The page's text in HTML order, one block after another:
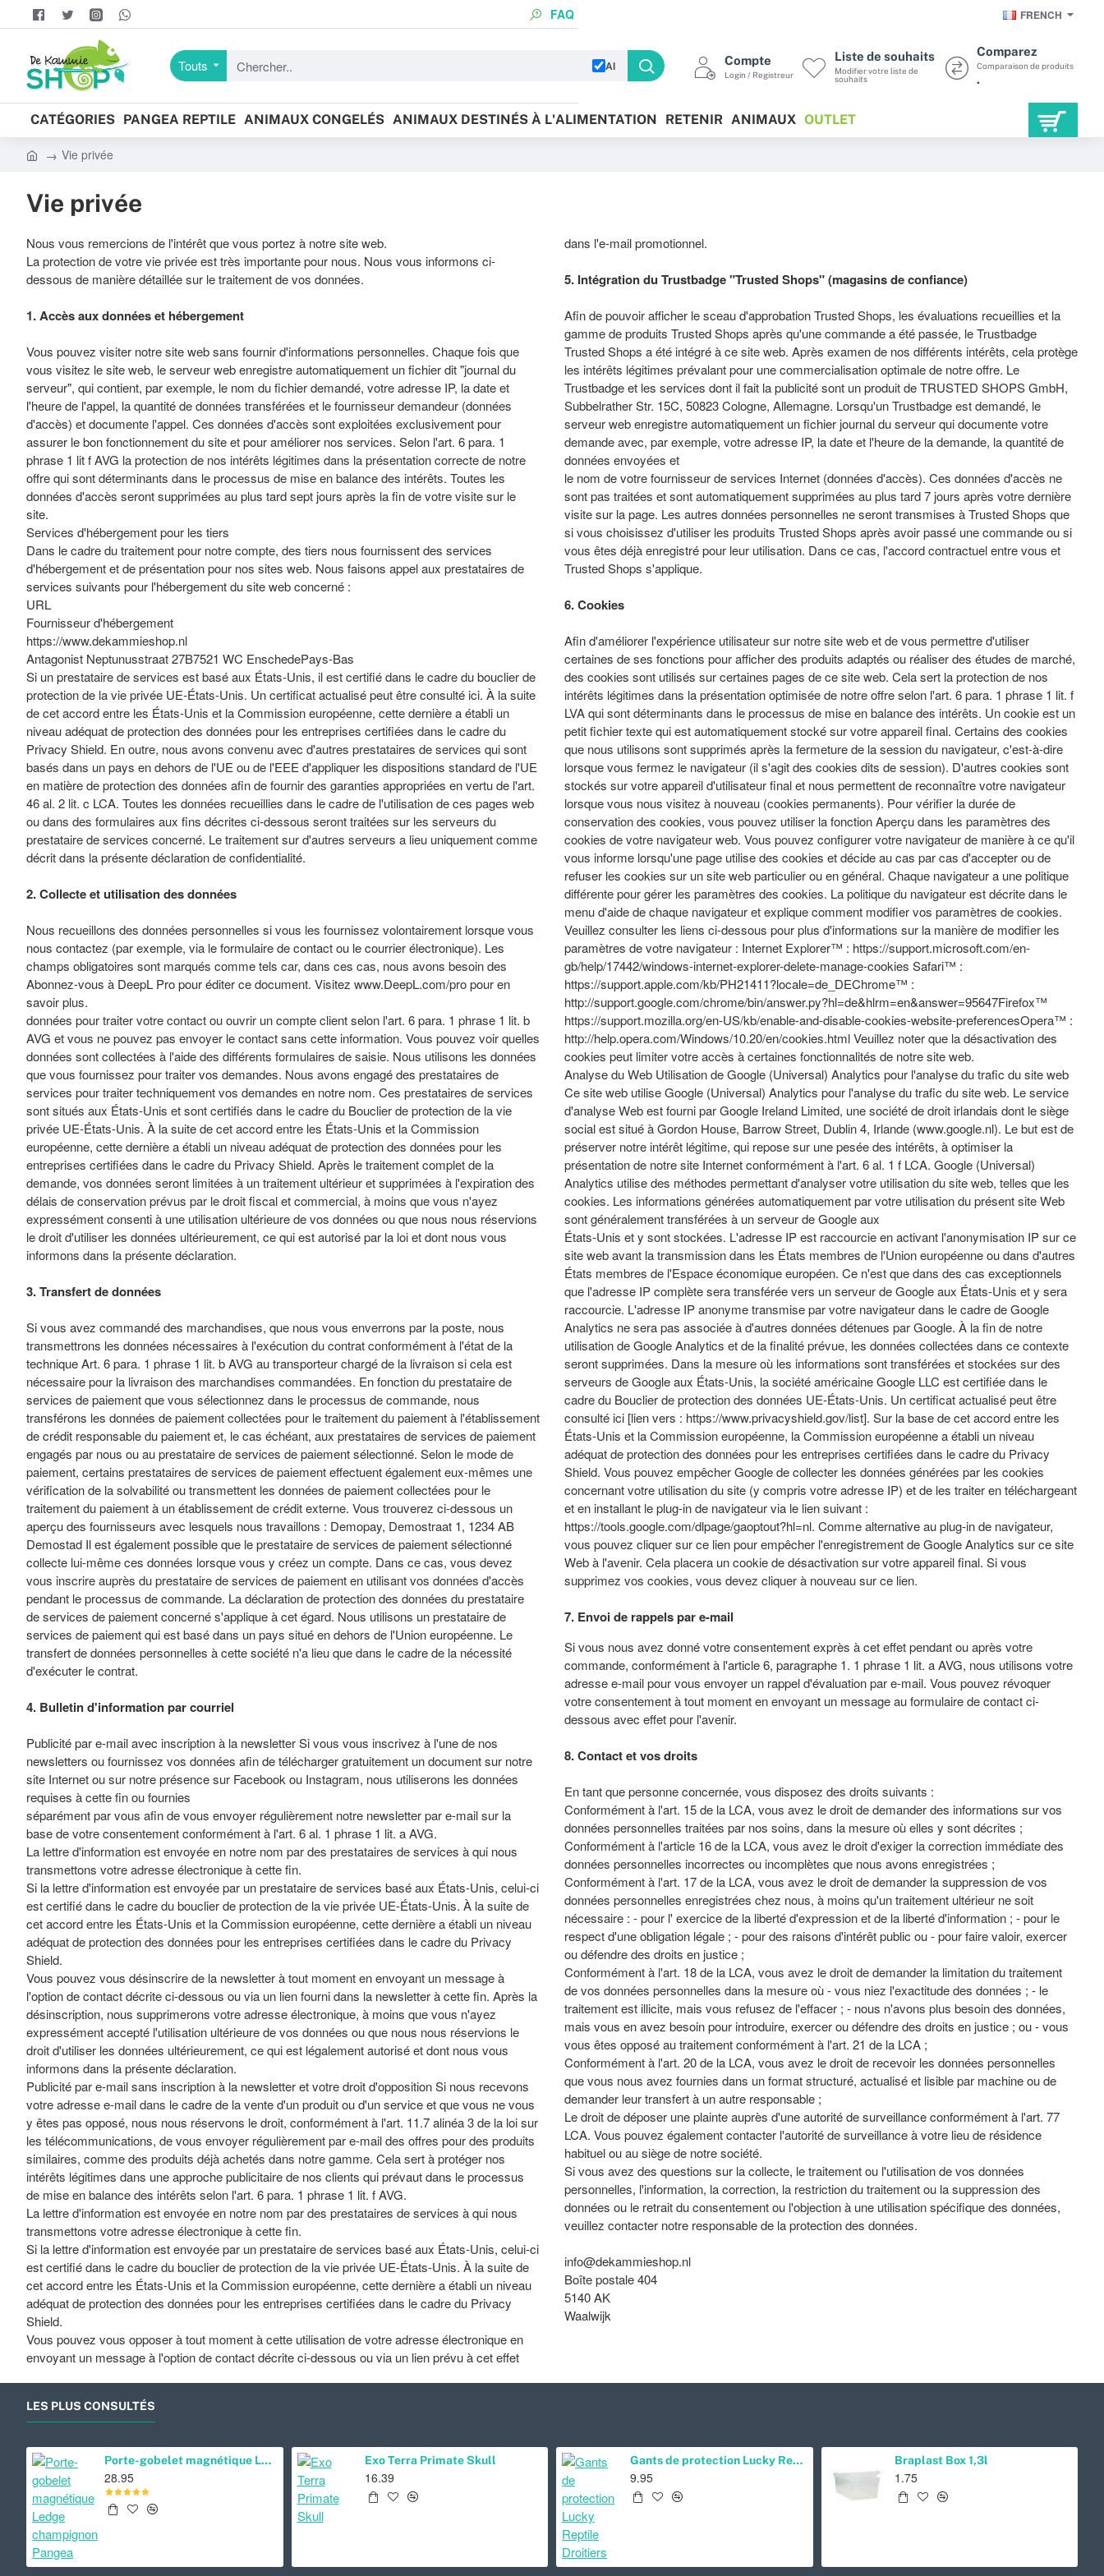
FAQ FRENCH
Touts
Chercher.. AI Compte
Login / Registreur
Liste de souhaits
Modifier votre liste de
souhaits
Comparez
Comparaison de produits
.
CATÉGORIES PANGEA REPTILE ANIMAUX CONGELÉS ANIMAUX DESTINÉS À L'ALIMENTATION RETENIR ANIMAUX OUTLET
m
Vie privée
Vie privée
Nous vous remercions de l'intérêt que vous portez à notre site web.
La protection de votre vie privée est très importante pour nous. Nous vous informons ci-
dessous de manière détaillée sur le traitement de vos données.
1. Accès aux données et hébergement
Vous pouvez visiter notre site web sans fournir d'informations personnelles. Chaque fois que
vous visitez le site web, le serveur web enregistre automatiquement un fichier dit "journal du
serveur", qui contient, par exemple, le nom du fichier demandé, votre adresse IP, la date et
l'heure de l'appel, la quantité de données transférées et le fournisseur demandeur (données
d'accès) et documente l'appel. Ces données d'accès sont exploitées exclusivement pour
assurer le bon fonctionnement du site et pour améliorer nos services. Selon l'art. 6 para. 1
phrase 1 lit f AVG la protection de nos intérêts légitimes dans la présentation correcte de notre
offre qui sont déterminants dans le processus de mise en balance des intérêts. Toutes les
données d'accès seront supprimées au plus tard sept jours après la fin de votre visite sur le
site.
Services d'hébergement pour les tiers
Dans le cadre du traitement pour notre compte, des tiers nous fournissent des services
d'hébergement et de présentation pour nos sites web. Nous faisons appel aux prestataires de
services suivants pour l'hébergement du site web concerné :
URL
Fournisseur d'hébergement
https://www.dekammieshop.nl
Antagonist Neptunusstraat 27B7521 WC EnschedePays-Bas
Si un prestataire de services est basé aux États-Unis, il est certifié dans le cadre du bouclier de
protection de la vie privée UE-États-Unis. Un certificat actualisé peut être consulté ici. À la suite
de cet accord entre les États-Unis et la Commission européenne, cette dernière a établi un
niveau adéquat de protection des données pour les entreprises certifiées dans le cadre du
Privacy Shield. En outre, nous avons convenu avec d'autres prestataires de services qui sont
basés dans un pays en dehors de l'UE ou de l'EEE d'appliquer les dispositions standard de l'UE
en matière de protection des données afin de fournir des garanties appropriées en vertu de l'art.
46 al. 2 lit. c LCA. Toutes les données recueillies dans le cadre de l'utilisation de ces pages web
ou dans des formulaires aux fins décrites ci-dessous seront traitées sur les serveurs du
prestataire de services concerné. Le traitement sur d'autres serveurs a lieu uniquement comme
décrit dans la présente déclaration de confidentialité.
2. Collecte et utilisation des données
Nous recueillons des données personnelles si vous les fournissez volontairement lorsque vous
nous contactez (par exemple, via le formulaire de contact ou le courrier électronique). Les
champs obligatoires sont marqués comme tels car, dans ces cas, nous avons besoin des
Abonnez-vous à DeepL Pro pour éditer ce document. Visitez www.DeepL.com/pro pour en
savoir plus.
données pour traiter votre contact ou ouvrir un compte client selon l'art. 6 para. 1 phrase 1 lit. b
AVG et vous ne pouvez pas envoyer le contact sans cette information. Vous pouvez voir quelles
données sont collectées à l'aide des différents formulaires de saisie. Nous utilisons les données
que vous fournissez pour traiter vos demandes. Nous avons engagé des prestataires de
services pour traiter techniquement vos demandes en notre nom. Ces prestataires de services
sont situés aux États-Unis et sont certifiés dans le cadre du Bouclier de protection de la vie
privée UE-États-Unis. À la suite de cet accord entre les États-Unis et la Commission
européenne, cette dernière a établi un niveau adéquat de protection des données pour les
entreprises certifiées dans le cadre du Privacy Shield. Après le traitement complet de la
demande, vos données seront limitées à un traitement ultérieur et supprimées à l'expiration des
délais de conservation prévus par le droit fiscal et commercial, à moins que vous n'ayez
expressément consenti à une utilisation ultérieure de vos données ou que nous nous réservions
le droit d'utiliser les données ultérieurement, ce qui est autorisé par la loi et dont nous vous
informons dans la présente déclaration.
3. Transfert de données
Si vous avez commandé des marchandises, que nous vous enverrons par la poste, nous
transmettrons les données nécessaires à l'exécution du contrat conformément à l'état de la
technique Art. 6 para. 1 phrase 1 lit. b AVG au transporteur chargé de la livraison si cela est
nécessaire pour la livraison des marchandises commandées. En fonction du prestataire de
services de paiement que vous sélectionnez dans le processus de commande, nous
transférons les données de paiement collectées pour le traitement du paiement à l'établissement
de crédit responsable du paiement et, le cas échéant, aux prestataires de services de paiement
engagés par nous ou au prestataire de services de paiement sélectionné. Selon le mode de
paiement, certains prestataires de services de paiement effectuent également eux-mêmes une
vérification de la solvabilité ou transmettent les données de paiement collectées pour le
traitement du paiement à un établissement de crédit externe. Vous trouverez ci-dessous un
aperçu des fournisseurs avec lesquels nous travaillons : Demopay, Demostraat 1, 1234 AB
Demostad Il est également possible que le prestataire de services de paiement sélectionné
collecte lui-même ces données lorsque vous y créez un compte. Dans ce cas, vous devez
vous inscrire auprès du prestataire de services de paiement en utilisant vos données d'accès
pendant le processus de commande. La déclaration de protection des données du prestataire
de services de paiement concerné s'applique à cet égard. Nous utilisons un prestataire de
services de paiement qui est basé dans un pays situé en dehors de l'Union européenne. Le
transfert de données personnelles à cette société n'a lieu que dans le cadre de la nécessité
d'exécuter le contrat.
4. Bulletin d'information par courriel
Publicité par e-mail avec inscription à la newsletter Si vous vous inscrivez à l'une de nos
newsletters ou fournissez vos données afin de télécharger gratuitement un document sur notre
site Internet ou sur notre présence sur Facebook ou Instagram, nous utiliserons les données
requises à cette fin ou fournies
séparément par vous afin de vous envoyer régulièrement notre newsletter par e-mail sur la
base de votre consentement conformément à l'art. 6 al. 1 phrase 1 lit. a AVG.
La lettre d'information est envoyée en notre nom par des prestataires de services à qui nous
transmettons votre adresse électronique à cette fin.
Si la lettre d'information est envoyée par un prestataire de services basé aux États-Unis, celui-ci
est certifié dans le cadre du bouclier de protection de la vie privée UE-États-Unis. À la suite de
cet accord entre les États-Unis et la Commission européenne, cette dernière a établi un niveau
adéquat de protection des données pour les entreprises certifiées dans le cadre du Privacy
Shield.
Vous pouvez vous désinscrire de la newsletter à tout moment en envoyant un message à
l'option de contact décrite ci-dessous ou via un lien fourni dans la newsletter à cette fin. Après la
désinscription, nous supprimerons votre adresse électronique, à moins que vous n'ayez
expressément accepté l'utilisation ultérieure de vos données ou que nous nous réservions le
droit d'utiliser les données ultérieurement, ce qui est légalement autorisé et dont nous vous
informons dans la présente déclaration.
Publicité par e-mail sans inscription à la newsletter et votre droit d'opposition Si nous recevons
votre adresse e-mail dans le cadre de la vente d'un produit ou d'un service et que vous ne vous
y êtes pas opposé, nous nous réservons le droit, conformément à l'art. 11.7 alinéa 3 de la loi sur
les télécommunications, de vous envoyer régulièrement par e-mail des offres pour des produits
similaires, comme des produits déjà achetés dans notre gamme. Cela sert à protéger nos
intérêts légitimes dans une approche publicitaire de nos clients qui prévaut dans le processus
de mise en balance des intérêts selon l'art. 6 para. 1 phrase 1 lit. f AVG.
La lettre d'information est envoyée en notre nom par des prestataires de services à qui nous
transmettons votre adresse électronique à cette fin.
Si la lettre d'information est envoyée par un prestataire de services basé aux États-Unis, celui-ci
est certifié dans le cadre du bouclier de protection de la vie privée UE-États-Unis. À la suite de
cet accord entre les États-Unis et la Commission européenne, cette dernière a établi un niveau
adéquat de protection des données pour les entreprises certifiées dans le cadre du Privacy
Shield.
Vous pouvez vous opposer à tout moment à cette utilisation de votre adresse électronique en
envoyant un message à l'option de contact décrite ci-dessous ou via un lien prévu à cet effet
dans l'e-mail promotionnel.
5. Intégration du Trustbadge "Trusted Shops" (magasins de confiance)
Afin de pouvoir afficher le sceau d'approbation Trusted Shops, les évaluations recueillies et la
gamme de produits Trusted Shops après qu'une commande a été passée, le Trustbadge
Trusted Shops a été intégré à ce site web. Après examen de nos différents intérêts, cela protège
les intérêts légitimes prévalant pour une commercialisation optimale de notre offre. Le
Trustbadge et les services dont il fait la publicité sont un produit de TRUSTED SHOPS GmbH,
Subbelrather Str. 15C, 50823 Cologne, Allemagne. Lorsqu'un Trustbadge est demandé, le
serveur web enregistre automatiquement un fichier journal du serveur qui documente votre
demande avec, par exemple, votre adresse IP, la date et l'heure de la demande, la quantité de
données envoyées et
le nom de votre fournisseur de services Internet (données d'accès). Ces données d'accès ne
sont pas traitées et sont automatiquement supprimées au plus tard 7 jours après votre dernière
visite sur la page. Les autres données personnelles ne seront transmises à Trusted Shops que
si vous choisissez d'utiliser les produits Trusted Shops après avoir passé une commande ou si
vous êtes déjà enregistré pour leur utilisation. Dans ce cas, l'accord contractuel entre vous et
Trusted Shops s'applique.
6. Cookies
Afin d'améliorer l'expérience utilisateur sur notre site web et de vous permettre d'utiliser
certaines de ses fonctions pour afficher des produits adaptés ou réaliser des études de marché,
des cookies sont utilisés sur certaines pages de ce site web. Cela sert la protection de nos
intérêts légitimes dans la présentation optimisée de notre offre selon l'art. 6 para. 1 phrase 1 lit. f
LVA qui sont déterminants dans le processus de mise en balance des intérêts. Un cookie est un
petit fichier texte qui est automatiquement stocké sur votre appareil final. Certains des cookies
que nous utilisons sont supprimés après la fermeture de la session du navigateur, c'est-à-dire
lorsque vous fermez le navigateur (il s'agit des cookies dits de session). D'autres cookies sont
stockés sur votre appareil d'utilisateur final et nous permettent de reconnaître votre navigateur
lorsque vous nous visitez à nouveau (cookies permanents). Pour vérifier la durée de
conservation des cookies, vous pouvez utiliser la fonction Aperçu dans les paramètres des
cookies de votre navigateur web. Vous pouvez configurer votre navigateur de manière à ce qu'il
vous informe lorsqu'une page utilise des cookies et décide au cas par cas d'accepter ou de
refuser les cookies sur un site web particulier ou en général. Chaque navigateur a une politique
différente pour gérer les paramètres des cookies. La politique du navigateur est décrite dans le
menu d'aide de chaque navigateur et explique comment modifier vos paramètres de cookies.
Veuillez consulter les liens ci-dessous pour plus d'informations sur la manière de modifier les
paramètres de votre navigateur : Internet Explorer™ : https://support.microsoft.com/en-
gb/help/17442/windows-internet-explorer-delete-manage-cookies Safari™ :
https://support.apple.com/kb/PH21411?locale=de_DEChrome™ :
http://support.google.com/chrome/bin/answer.py?hl=de&hlrm=en&answer=95647Firefox™
https://support.mozilla.org/en-US/kb/enable-and-disable-cookies-website-preferencesOpera™ :
http://help.opera.com/Windows/10.20/en/cookies.html Veuillez noter que la désactivation des
cookies peut limiter votre accès à certaines fonctionnalités de notre site web.
Analyse du Web Utilisation de Google (Universal) Analytics pour l'analyse du trafic du site web
Ce site web utilise Google (Universal) Analytics pour l'analyse du trafic du site web. Le service
d'analyse Web est fourni par Google Ireland Limited, une société de droit irlandais dont le siège
social est situé à Gordon House, Barrow Street, Dublin 4, Irlande (www.google.nl). Le but est de
préserver notre intérêt légitime, qui repose sur une pesée des intérêts, à optimiser la
présentation de notre site Internet conformément à l'art. 6 al. 1 f LCA. Google (Universal)
Analytics utilise des méthodes permettant d'analyser votre utilisation du site web, telles que les
cookies. Les informations générées automatiquement par votre utilisation du présent site Web
sont généralement transférées à un serveur de Google aux
États-Unis et y sont stockées. L'adresse IP est raccourcie en activant l'anonymisation IP sur ce
site web avant la transmission dans les États membres de l'Union européenne ou dans d'autres
États membres de l'Espace économique européen. Ce n'est que dans des cas exceptionnels
que l'adresse IP complète sera transférée vers un serveur de Google aux États-Unis et y sera
raccourcie. L'adresse IP anonyme transmise par votre navigateur dans le cadre de Google
Analytics ne sera pas associée à d'autres données détenues par Google. À la fin de notre
utilisation de Google Analytics et de la finalité prévue, les données collectées dans ce contexte
seront supprimées. Dans la mesure où les informations sont transférées et stockées sur des
serveurs de Google aux États-Unis, la société américaine Google LLC est certifiée dans le
cadre du Bouclier de protection des données UE-États-Unis. Un certificat actualisé peut être
consulté ici [lien vers : https://www.privacyshield.gov/list]. Sur la base de cet accord entre les
États-Unis et la Commission européenne, la Commission européenne a établi un niveau
adéquat de protection des données pour les entreprises certifiées dans le cadre du Privacy
Shield. Vous pouvez empêcher Google de collecter les données générées par les cookies
concernant votre utilisation du site (y compris votre adresse IP) et de les traiter en téléchargeant
et en installant le plug-in de navigateur via le lien suivant :
https://tools.google.com/dlpage/gaoptout?hl=nl. Comme alternative au plug-in de navigateur,
vous pouvez cliquer sur ce lien pour empêcher l'enregistrement de Google Analytics sur ce site
Web à l'avenir. Cela placera un cookie de désactivation sur votre appareil final. Si vous
supprimez vos cookies, vous devez cliquer à nouveau sur ce lien.
7. Envoi de rappels par e-mail
Si vous nous avez donné votre consentement exprès à cet effet pendant ou après votre
commande, conformément à l'article 6, paragraphe 1. 1 phrase 1 lit. a AVG, nous utilisons votre
adresse e-mail pour vous envoyer un rappel d'évaluation par e-mail. Vous pouvez révoquer
votre consentement à tout moment en envoyant un message au formulaire de contact ci-
dessous avec effet pour l'avenir.
8. Contact et vos droits
En tant que personne concernée, vous disposez des droits suivants :
Conformément à l'art. 15 de la LCA, vous avez le droit de demander des informations sur vos
données personnelles traitées par nos soins, dans la mesure où elles y sont décrites ;
Conformément à l'article 16 de la LCA, vous avez le droit d'exiger la correction immédiate des
données personnelles incorrectes ou incomplètes que nous avons enregistrées ;
Conformément à l'art. 17 de la LCA, vous avez le droit de demander la suppression de vos
données personnelles enregistrées chez nous, à moins qu'un traitement ultérieur ne soit
nécessaire : - pour l' exercice de la liberté d'expression et de la liberté d'information ; - pour le
respect d'une obligation légale ; - pour des raisons d'intérêt public ou - pour faire valoir, exercer
ou défendre des droits en justice ;
Conformément à l'art. 18 de la LCA, vous avez le droit de demander la limitation du traitement
de vos données personnelles dans la mesure où - vous niez l'exactitude des données ; - le
traitement est illicite, mais vous refusez de l'effacer ; - nous n'avons plus besoin des données,
mais vous en avez besoin pour introduire, exercer ou défendre des droits en justice ; ou - vous
vous êtes opposé au traitement conformément à l'art. 21 de la LCA ;
Conformément à l'art. 20 de la LCA, vous avez le droit de recevoir les données personnelles
que vous nous avez fournies dans un format structuré, actualisé et lisible par machine ou de
demander leur transfert à un autre responsable ;
Le droit de déposer une plainte auprès d'une autorité de surveillance conformément à l'art. 77
LCA. Vous pouvez également contacter l'autorité de surveillance à votre lieu de résidence
habituel ou au siège de notre société.
Si vous avez des questions sur la collecte, le traitement ou l'utilisation de vos données
personnelles, l'information, la correction, la restriction du traitement ou la suppression des
données ou le retrait du consentement ou l'objection à une utilisation spécifique des données,
veuillez contacter notre responsable de la protection des données.
info@dekammieshop.nl
Boîte postale 404
5140 AK
Waalwijk
LES PLUS CONSULTÉS
Braplast Box 1,3l
1.75 28.95
Exo Terra Primate Skull